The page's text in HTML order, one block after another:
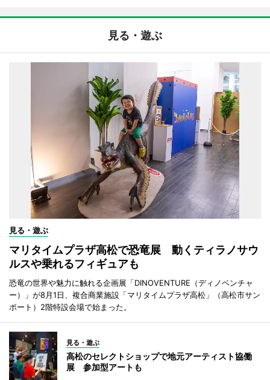
見る・遊ぶ
見る・遊ぶ
マリタイムプラザ高松で恐竜展 動くティラノサウ
ルスや乗れるフィギュアも
恐竜の世界や魅力に触れる企画展「DINOVENTURE（ディノベンチャ
ー）」が8月1日、複合商業施設「マリタイムプラザ高松」（高松市サン
ポート）2階特設会場で始まった。
見る・遊ぶ
高松のセレクトショップで地元アーティスト協働
展 参加型アートも